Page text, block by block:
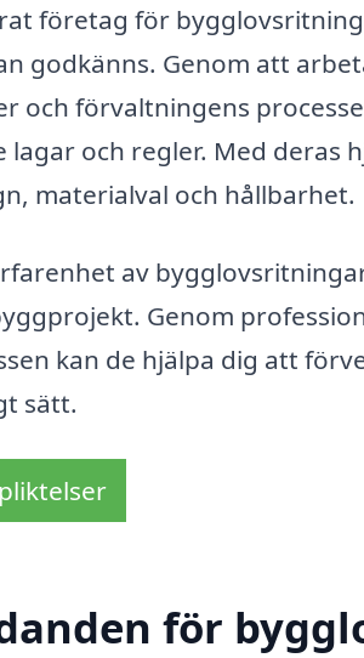
företag för
godkänns. Genom att
och förvaltningens
och regler. Med deras
materialval och hållbarhet.
av
Genom
kan de hjälpa dig att
sätt.
för